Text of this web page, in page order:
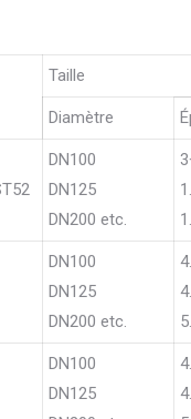
Taille
Diamètre
DN100
DN125
DN200 etc.
DN100
DN125
DN200 etc.
DN100
DN125